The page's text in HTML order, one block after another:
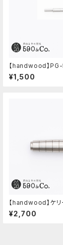
【handwood】PG-
ン (超々ジュラルミ
¥1,500
【handwood】ケリ
¥2,700